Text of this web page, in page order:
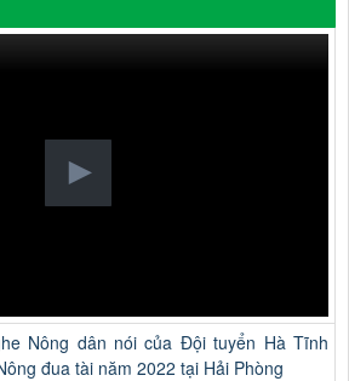
Nông dân nói của Đội tuyển Hà Tĩnh
đua tài năm 2022 tại Hải Phòng